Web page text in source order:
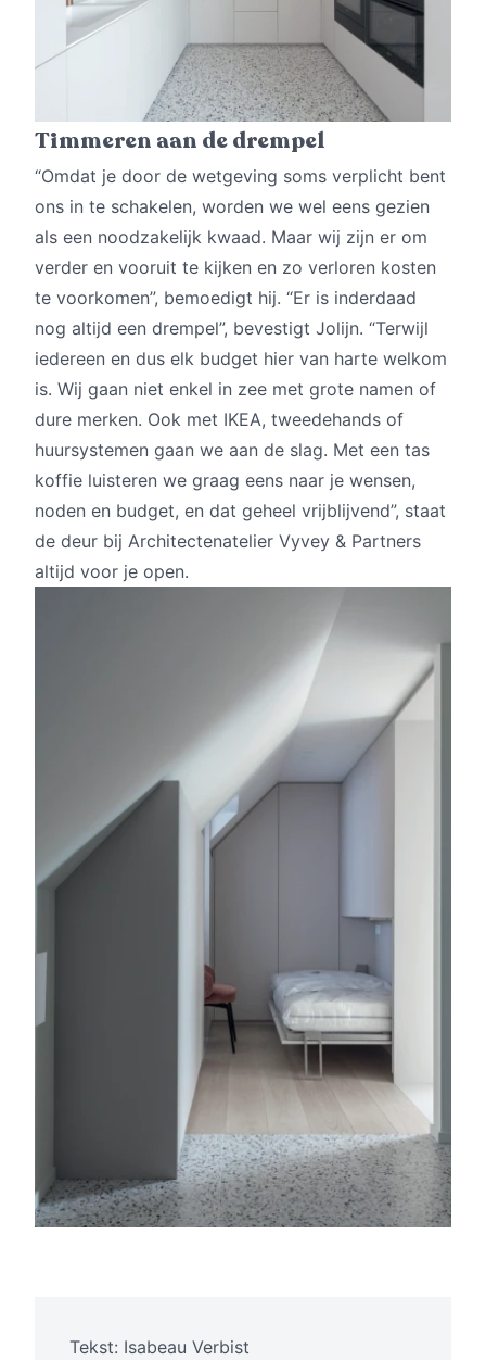
Timmeren aan de drempel
“Omdat je door de wetgeving soms verplicht bent
ons in te schakelen, worden we wel eens gezien
als een noodzakelijk kwaad. Maar wij zijn er om
verder en vooruit te kijken en zo verloren kosten
te voorkomen”, bemoedigt hij. “Er is inderdaad
nog altijd een drempel”, bevestigt Jolijn. “Terwijl
iedereen en dus elk budget hier van harte welkom
is. Wij gaan niet enkel in zee met grote namen of
dure merken. Ook met IKEA, tweedehands of
huursystemen gaan we aan de slag. Met een tas
koffie luisteren we graag eens naar je wensen,
noden en budget, en dat geheel vrijblijvend”, staat
de deur bij Architectenatelier Vyvey & Partners
altijd voor je open.
Tekst: Isabeau Verbist